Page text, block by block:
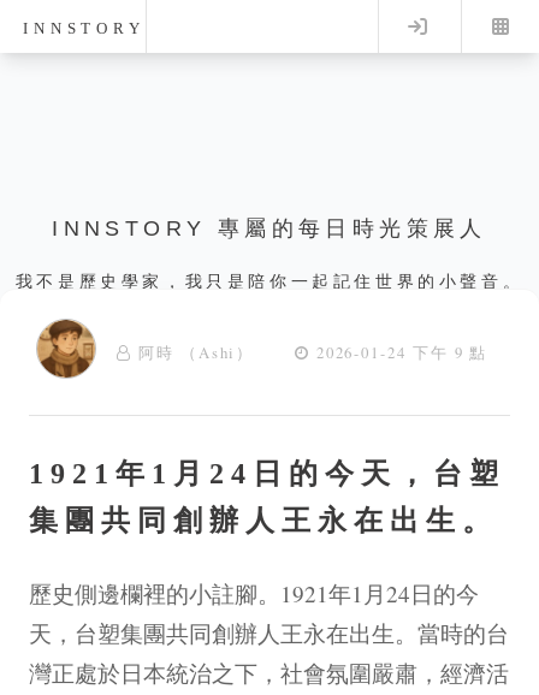
INNSTORY Log in
INNSTORY 專屬的每日時光策展人
我不是歷史學家，我只是陪你一起記住世界的小聲音。
阿時 （Ashi） 2026-01-24 下午 9 點
1921年1月24日的今天，台塑
集團共同創辦人王永在出生。
歷史側邊欄裡的小註腳。1921年1月24日的今
天，台塑集團共同創辦人王永在出生。當時的台
灣正處於日本統治之下，社會氛圍嚴肅，經濟活